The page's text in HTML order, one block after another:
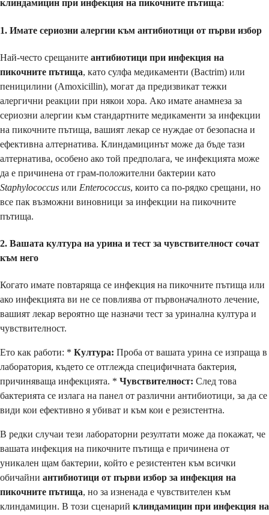
клиндамицин при инфекция на пикочните пътища:
1. Имате сериозни алергии към антибиотици от първи избор
Най-често срещаните антибиотици при инфекция на
пикочните пътища, като сулфа медикаменти (Bactrim) или
пеницилини (Amoxicillin), могат да предизвикат тежки
алергични реакции при някои хора. Ако имате анамнеза за
сериозни алергии към стандартните медикаменти за инфекции
на пикочните пътища, вашият лекар се нуждае от безопасна и
ефективна алтернатива. Клиндамицинът може да бъде тази
алтернатива, особено ако той предполага, че инфекцията може
да е причинена от грам-положителни бактерии като
Staphylococcus или Enterococcus, които са по-рядко срещани, но
все пак възможни виновници за инфекции на пикочните
пътища.
2. Вашата култура на урина и тест за чувствителност сочат
към него
Когато имате повтаряща се инфекция на пикочните пътища или
ако инфекцията ви не се повлиява от първоначалното лечение,
вашият лекар вероятно ще назначи тест за уринална култура и
чувствителност.
Ето как работи: * Култура: Проба от вашата урина се изпраща в
лаборатория, където се отглежда специфичната бактерия,
причиняваща инфекцията. * Чувствителност: След това
бактерията се излага на панел от различни антибиотици, за да се
види кои ефективно я убиват и към кои е резистентна.
В редки случаи тези лабораторни резултати може да покажат, че
вашата инфекция на пикочните пътища е причинена от
уникален щам бактерии, който е резистентен към всички
обичайни антибиотици от първи избор за инфекция на
пикочните пътища, но за изненада е чувствителен към
клиндамицин. В този сценарий клиндамицин при инфекция на